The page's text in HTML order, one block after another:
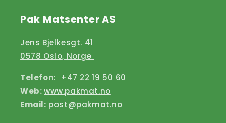
Pak Matsenter AS
Jens Bjelkesgt. 41
0578 Oslo, Norge
Telefon: +47 22 19 50 60
Web:www.pakmat.no
Email: post@pakmat.no